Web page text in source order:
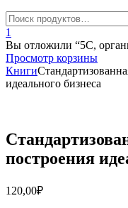
1
Вы отложили “5С,
Просмотр корзины
Книги
идеального бизнеса
построения
120,00₽